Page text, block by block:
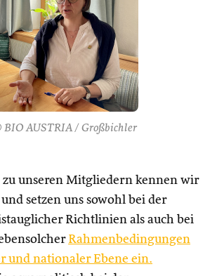
BIO AUSTRIA / Großbichler
zu unseren Mitgliedern kennen wir
setzen uns sowohl bei der
Richtlinien als auch bei
Rahmenbedingungen
und nationaler Ebene ein.